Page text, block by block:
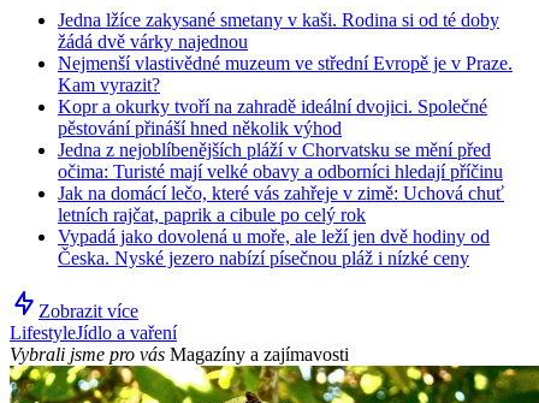
Jedna lžíce zakysané smetany v kaši. Rodina si od té doby
žádá dvě várky najednou
Nejmenší vlastivědné muzeum ve střední Evropě je v Praze.
Kam vyrazit?
Kopr a okurky tvoří na zahradě ideální dvojici. Společné
pěstování přináší hned několik výhod
Jedna z nejoblíbenějších pláží v Chorvatsku se mění před
očima: Turisté mají velké obavy a odborníci hledají příčinu
Jak na domácí lečo, které vás zahřeje v zimě: Uchová chuť
letních rajčat, paprik a cibule po celý rok
Vypadá jako dovolená u moře, ale leží jen dvě hodiny od
Česka. Nyské jezero nabízí písečnou pláž i nízké ceny
Zobrazit více
LifestyleJídlo a vaření
Vybrali jsme pro vás Magazíny a zajímavosti